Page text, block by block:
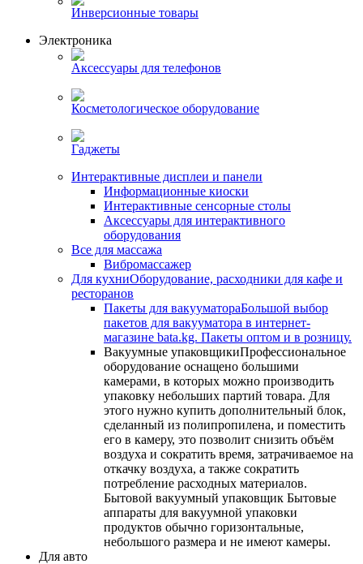
Инверсионные товары
Электроника
Аксессуары для телефонов
Косметологическое оборудование
Гаджеты
Интерактивные дисплеи и панели
Информационные киоски
Интерактивные сенсорные столы
Аксессуары для интерактивного
оборудования
Все для массажа
Вибромассажер
Для кухниОборудование, расходники для кафе и
ресторанов
Пакеты для вакууматораБольшой выбор
пакетов для вакууматора в интернет-
магазине bata.kg. Пакеты оптом и в розницу.
Вакуумные упаковщикиПрофессиональное
оборудование оснащено большими
камерами, в которых можно производить
упаковку небольших партий товара. Для
этого нужно купить дополнительный блок,
сделанный из полипропилена, и поместить
его в камеру, это позволит снизить объём
воздуха и сократить время, затрачиваемое на
откачку воздуха, а также сократить
потребление расходных материалов.
Бытовой вакуумный упаковщик Бытовые
аппараты для вакуумной упаковки
продуктов обычно горизонтальные,
небольшого размера и не имеют камеры.
Для авто